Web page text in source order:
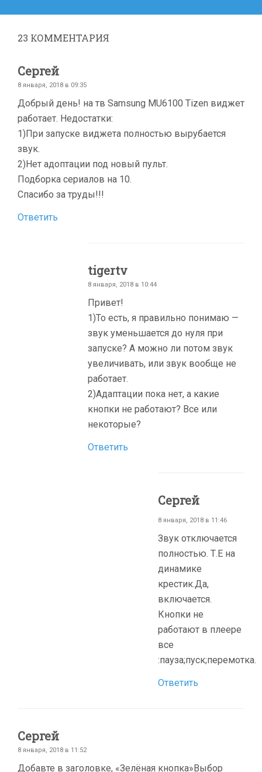
23 КОММЕНТАРИЯ
Сергей
8 января, 2018 в 09:35
Добрый день! на тв Samsung MU6100 Tizen виджет
работает. Недостатки:
1)При запуске виджета полностью вырубается
звук.
2)Нет адоптации под новый пульт.
Подборка сериалов на 10.
Спасибо за труды!!!
Ответить
tigertv
8 января, 2018 в 10:44
Привет!
1)То есть, я правильно понимаю —
звук уменьшается до нуля при
запуске? А можно ли потом звук
увеличивать, или звук вообще не
работает.
2)Адаптации пока нет, а какие
кнопки не работают? Все или
некоторые?
Ответить
Сергей
8 января, 2018 в 11:46
Звук отключается
полностью. Т.Е на
динамике
крестик.Да,
включается.
Кнопки не
работают в плеере
все
:пауза;пуск;перемотка.
Ответить
Сергей
8 января, 2018 в 11:52
Добавте в заголовке, «Зелёная кнопка»Выбор